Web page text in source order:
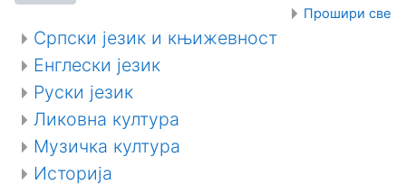
Прошири све
Српски језик и књижевност
Енглески језик
Руски језик
Ликовна култура
Музичка култура
Историја